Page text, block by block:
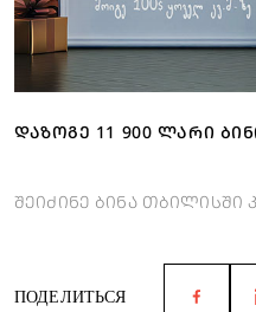
ᲓᲐᲖᲝᲒᲔ 11 900 ᲚᲐᲠᲘ
შეიძინე ბინა თბილისში
ПОДЕЛИТЬСЯ